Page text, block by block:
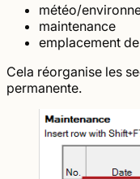
météo/
maintenance
emplacement de
Cela réorganise les
permanente.